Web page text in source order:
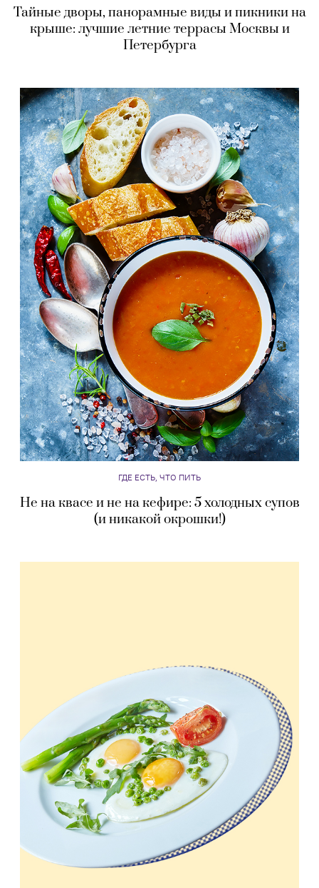
Тайные дворы, панорамные виды и пикники на
крыше: лучшие летние террасы Москвы и
Петербурга
ГДЕ ЕСТЬ, ЧТО ПИТЬ
Не на квасе и не на кефире: 5 холодных супов
(и никакой окрошки!)